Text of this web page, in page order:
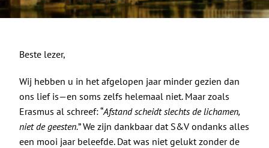
Wie we zijn
De Politieke Coach
Raadgevers
Beste lezer,
Wij hebben u in het afgelopen jaar minder gezien dan
ons lief is—en soms zelfs helemaal niet. Maar zoals
Erasmus al schreef: “Afstand scheidt slechts de lichamen,
niet de geesten.” We zijn dankbaar dat S&V ondanks alles
een mooi jaar beleefde. Dat was niet gelukt zonder de